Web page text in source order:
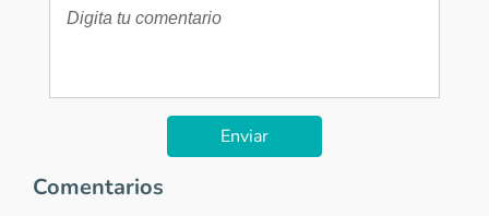
Enviar
Comentarios